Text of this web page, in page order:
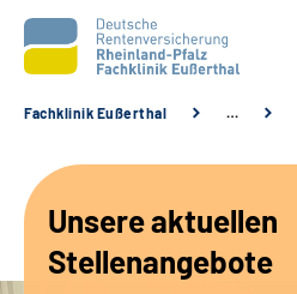
Unsere Angebote
Fachklinik Eußerthal …
Unsere aktuellen
Stellenangebote